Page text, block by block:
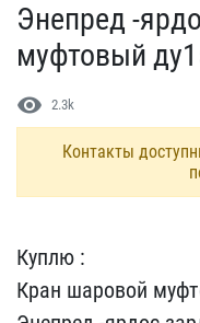
Энепред -
муфтовый
visibility 2.3k
Контакты
Куплю :
Кран шаровой